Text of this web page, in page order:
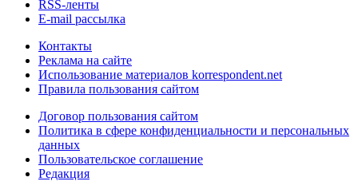
RSS-ленты
E-mail рассылка
Контакты
Реклама на сайте
Использование материалов korrespondent.net
Правила пользования сайтом
Договор пользования сайтом
Политика в сфере конфиденциальности и персональных
данных
Пользовательское соглашение
Редакция